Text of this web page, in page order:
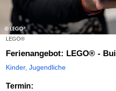
LEGO®
Ferienangebot: LEGO® -
Kinder, Jugendliche
Termin: